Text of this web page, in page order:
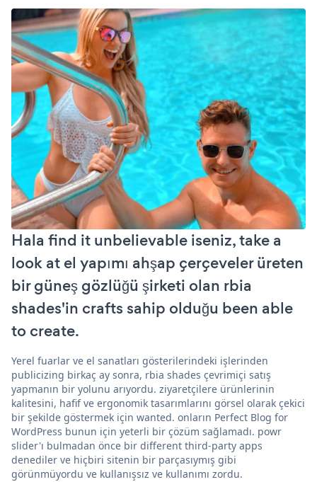
Hala find it unbelievable iseniz, take a
look at el yapımı ahşap çerçeveler üreten
bir güneş gözlüğü şirketi olan rbia
shades'in crafts sahip olduğu been able
to create.
Yerel fuarlar ve el sanatları gösterilerindeki işlerinden
publicizing birkaç ay sonra, rbia shades çevrimiçi satış
yapmanın bir yolunu arıyordu. ziyaretçilere ürünlerinin
kalitesini, hafif ve ergonomik tasarımlarını görsel olarak çekici
bir şekilde göstermek için wanted. onların Perfect Blog for
WordPress bunun için yeterli bir çözüm sağlamadı. powr
slider'ı bulmadan önce bir different third-party apps
denediler ve hiçbiri sitenin bir parçasıymış gibi
görünmüyordu ve kullanışsız ve kullanımı zordu.